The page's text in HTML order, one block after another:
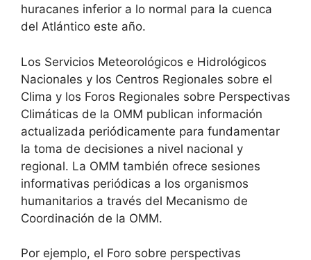
huracanes inferior a lo normal para la cuenca
del Atlántico este año.
Los Servicios Meteorológicos e Hidrológicos
Nacionales y los Centros Regionales sobre el
Clima y los Foros Regionales sobre Perspectivas
Climáticas de la OMM publican información
actualizada periódicamente para fundamentar
la toma de decisiones a nivel nacional y
regional. La OMM también ofrece sesiones
informativas periódicas a los organismos
humanitarios a través del Mecanismo de
Coordinación de la OMM.
Por ejemplo, el Foro sobre perspectivas